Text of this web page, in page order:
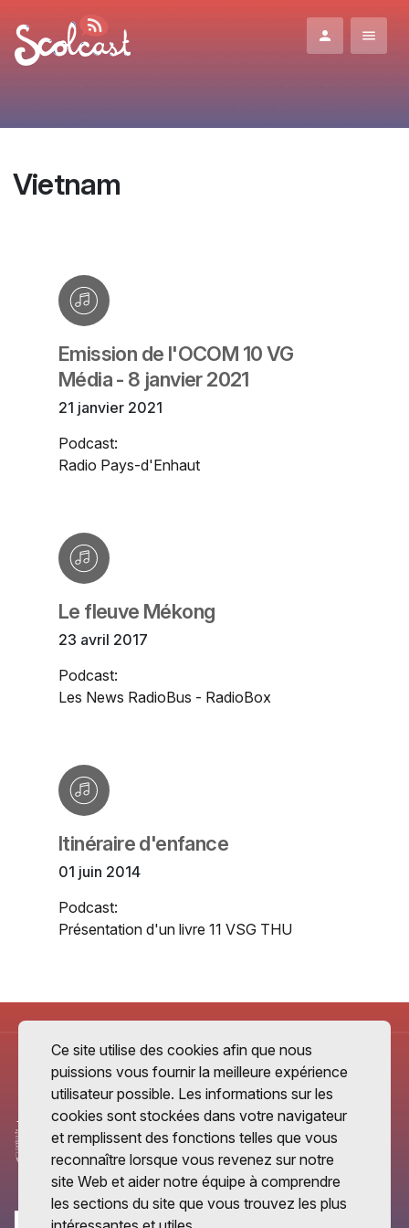
Vietnam
Emission de l'OCOM 10 VG
Média - 8 janvier 2021
21 janvier 2021
Podcast:
Radio Pays-d'Enhaut
Le fleuve Mékong
23 avril 2017
Podcast:
Les News RadioBus - RadioBox
Itinéraire d'enfance
01 juin 2014
Podcast:
Présentation d'un livre 11 VSG THU
Ce site utilise des cookies afin que nous
puissions vous fournir la meilleure expérience
utilisateur possible. Les informations sur les
cookies sont stockées dans votre navigateur
et remplissent des fonctions telles que vous
reconnaître lorsque vous revenez sur notre
site Web et aider notre équipe à comprendre
les sections du site que vous trouvez les plus